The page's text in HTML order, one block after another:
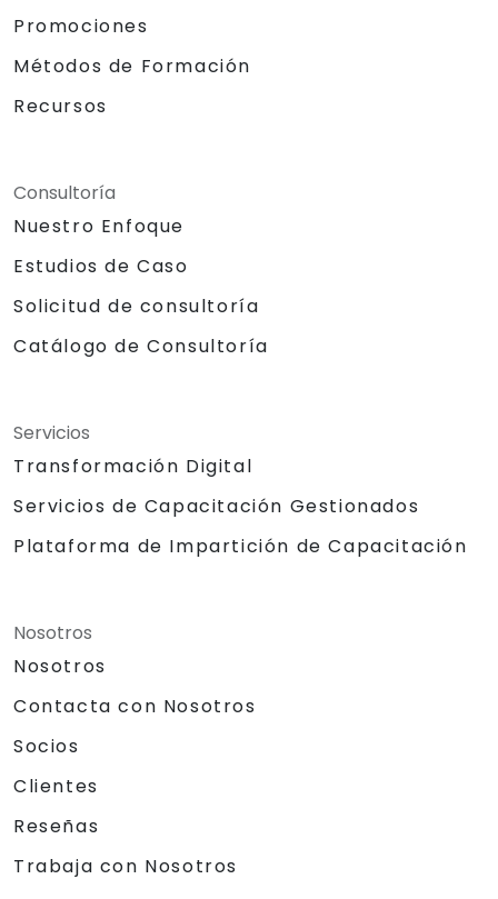
Promociones
Métodos de Formación
Recursos
Consultoría
Nuestro Enfoque
Estudios de Caso
Solicitud de consultoría
Catálogo de Consultoría
Servicios
Transformación Digital
Servicios de Capacitación Gestionados
Plataforma de Impartición de Capacitación
Nosotros
Nosotros
Contacta con Nosotros
Socios
Clientes
Reseñas
Trabaja con Nosotros